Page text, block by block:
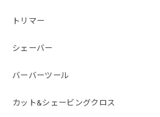
トリマー
シェーバー
バーバーツール
カット&シェービングクロス